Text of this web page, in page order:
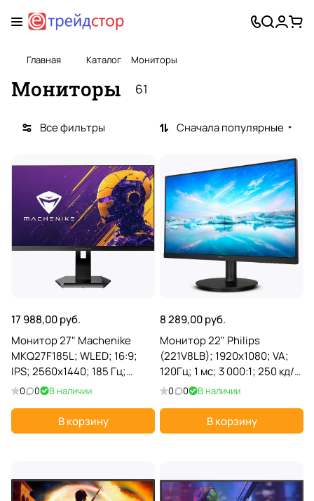
Главная Каталог Мониторы
Мониторы 61
Все фильтры Сначала популярные
17 988,00 руб.
Монитор 27" Machenike
MKQ27F185L; WLED; 16:9;
IPS; 2560x1440; 185 Гц;
178°/178°; 300 кд/м²; 5 мс; 1
0 0 В наличии
В корзину
8 289,00 руб.
Монитор 22" Philips
(221V8LB); 1920x1080; VA;
120Гц; 1 мс; 3 000:1; 250 кд/
м²; 178°/178°; 1xHDMI,
0 0 В наличии
В корзину